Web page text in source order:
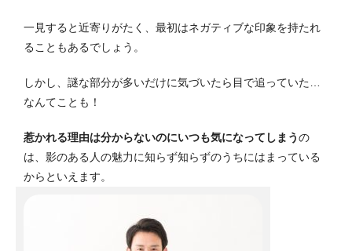
一見すると近寄りがたく、最初はネガティブな印象を持たれ
ることもあるでしょう。
しかし、謎な部分が多いだけに気づいたら目で追っていた…
なんてことも！
惹かれる理由は分からないのにいつも気になってしまうの
は、影のある人の魅力に知らず知らずのうちにはまっている
からといえます。